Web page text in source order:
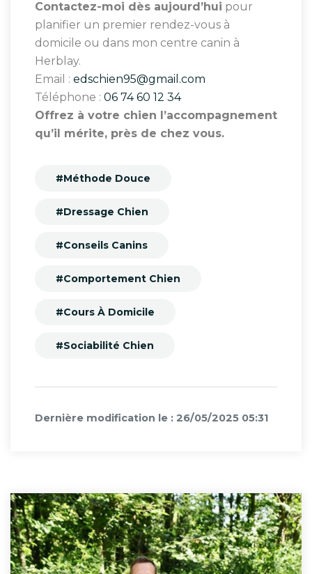
Contactez-moi dès aujourd’hui pour
planifier un premier rendez-vous à
domicile ou dans mon centre canin à
Herblay.
Email : edschien95@gmail.com
Téléphone : 06 74 60 12 34
Offrez à votre chien l’accompagnement
qu’il mérite, près de chez vous.
#Méthode Douce
#Dressage Chien
#Conseils Canins
#Comportement Chien
#Cours À Domicile
#Sociabilité Chien
Dernière modification le : 26/05/2025 05:31